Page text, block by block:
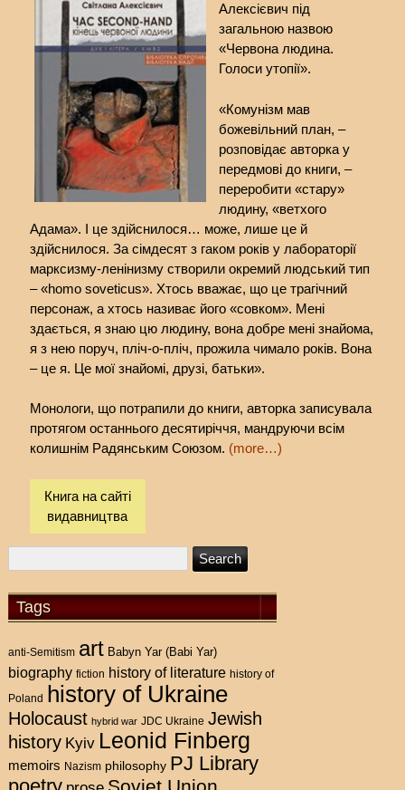
Алексієвич під
загальною назвою
«Червона людина.
Голоси утопії».
«Комунізм мав
божевільний план, –
розповідає авторка у
передмові до книги, –
переробити «стару»
людину, «ветхого
Адама». І це здійснилося… може, лише це й
здійснилося. За сімдесят з гаком років у лабораторії
марксизму-ленінизму створили окремий людський тип
– «homo soveticus». Хтось вважає, що це трагічний
персонаж, а хтось називає його «совком». Мені
здається, я знаю цю людину, вона добре мені знайома,
я з нею поруч, пліч-о-пліч, прожила чимало років. Вона
– це я. Це мої знайомі, друзі, батьки».
Монологи, що потрапили до книги, авторка записувала
протягом останнього десятиріччя, мандруючи всім
колишнім Радянським Союзом. (more…)
Книга на сайті
видавництва
Tags
anti-Semitism art Babyn Yar (Babi Yar)
biography fiction history of literature history of
Poland history of Ukraine
Holocaust hybrid war JDC Ukraine Jewish
history Kyiv Leonid Finberg
memoirs Nazism philosophy PJ Library